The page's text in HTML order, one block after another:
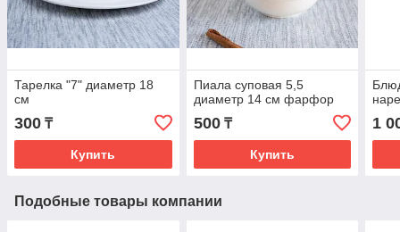
Тарелка "7" диаметр 18
см
300 ₸
Купить
Пиала суповая 5,5
диаметр 14 см фарфор
500₸
Купить
1
Подобные товары компании